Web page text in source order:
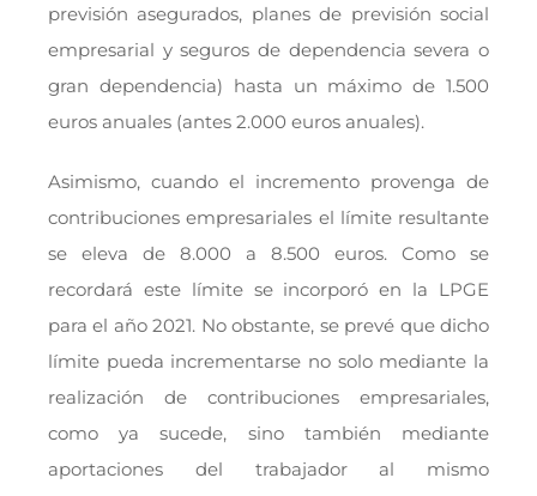
previsión asegurados, planes de previsión social
empresarial y seguros de dependencia severa o
gran dependencia) hasta un máximo de 1.500
euros anuales (antes 2.000 euros anuales).
Asimismo, cuando el incremento provenga de
contribuciones empresariales el límite resultante
se eleva de 8.000 a 8.500 euros. Como se
recordará este límite se incorporó en la LPGE
para el año 2021. No obstante, se prevé que dicho
límite pueda incrementarse no solo mediante la
realización de contribuciones empresariales,
como ya sucede, sino también mediante
aportaciones del trabajador al mismo